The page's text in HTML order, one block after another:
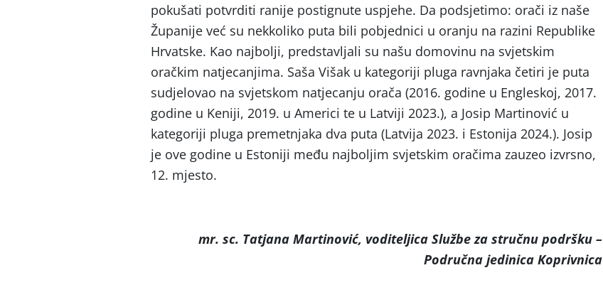
pokušati potvrditi ranije postignute uspjehe. Da podsjetimo: orači iz naše
Županije već su nekkoliko puta bili pobjednici u oranju na razini Republike
Hrvatske. Kao najbolji, predstavljali su našu domovinu na svjetskim
oračkim natjecanjima. Saša Višak u kategoriji pluga ravnjaka četiri je puta
sudjelovao na svjetskom natjecanju orača (2016. godine u Engleskoj, 2017.
godine u Keniji, 2019. u Americi te u Latviji 2023.), a Josip Martinović u
kategoriji pluga premetnjaka dva puta (Latvija 2023. i Estonija 2024.). Josip
je ove godine u Estoniji među najboljim svjetskim oračima zauzeo izvrsno,
12. mjesto.
mr. sc. Tatjana Martinović, voditeljica Službe za stručnu podršku –
Područna jedinica Koprivnica